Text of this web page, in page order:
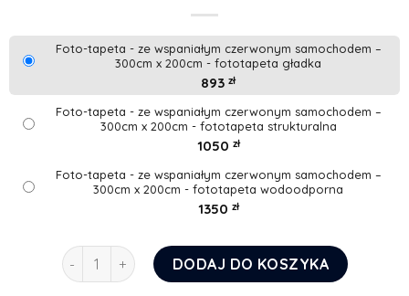
Foto-tapeta - ze wspaniałym czerwonym samochodem –
300cm x 200cm - fototapeta gładka
893 zł
Foto-tapeta - ze wspaniałym czerwonym samochodem –
300cm x 200cm - fototapeta strukturalna
1050 zł
Foto-tapeta - ze wspaniałym czerwonym samochodem –
300cm x 200cm - fototapeta wodoodporna
1350 zł
ilość Foto-tapeta - ze wspaniałym czerwonym
DODAJ DO KOSZYKA